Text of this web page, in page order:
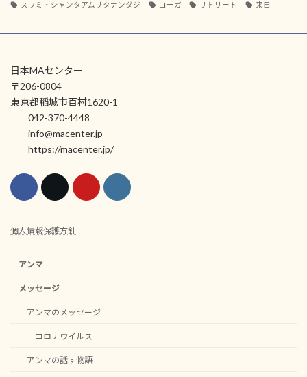
スワミ・シャンタアムリタナンダジ ヨーガ リトリート 来日
日本MAセンター
〒206-0804
東京都稲城市百村1620-1
042-370-4448
info@macenter.jp
https://macenter.jp/
個人情報保護方針
アンマ
メッセージ
アンマのメッセージ
コロナウイルス
アンマの話す物語